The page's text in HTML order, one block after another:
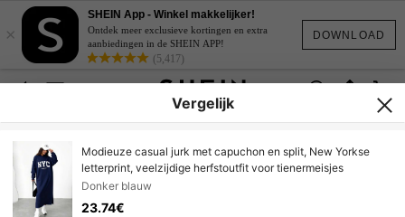
DOWNLOAD
×
SHEIN App - Winkel makkelijker!
Ontdek meer exclusieve kortingen en extra
aanbiedingen in de SHEIN APP!
(5,417)
Vergelijk
Modieuze casual jurk met capuchon en split, New Yorkse
letterprint, veelzijdige herfstoutfit voor tienermeisjes
Donker blauw
23.74€